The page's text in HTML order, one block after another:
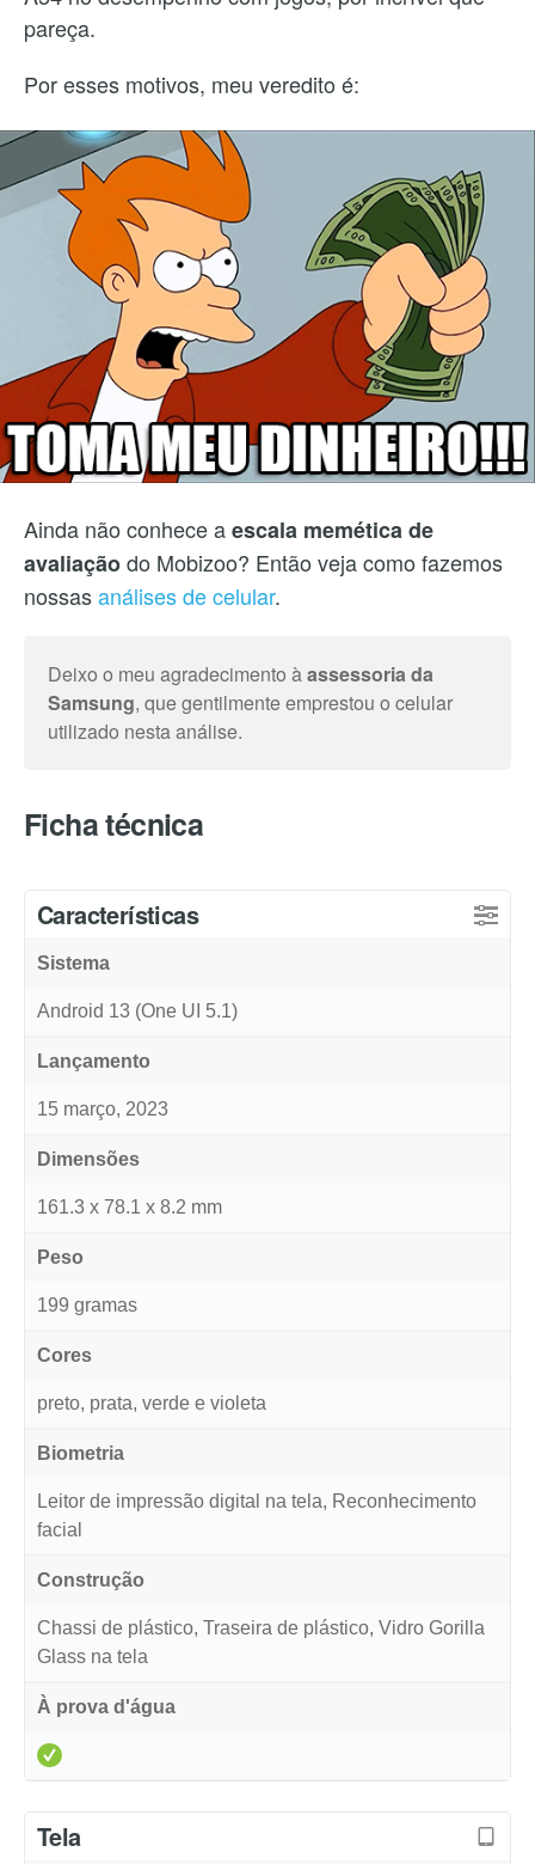
pareça.
Por esses motivos, meu veredito é:
Ainda não conhece aescala memética de
avaliaçãodo Mobizoo? Então veja como fazemos
nossasanálises de celular.
Deixo o meu agradecimento àassessoria da
Samsung, que gentilmente emprestou o celular
utilizado nesta análise.
Ficha técnica
Características
Sistema
Android 13 (One UI 5.1)
Lançamento
15 março, 2023
Dimensões
161.3 x 78.1 x 8.2 mm
Peso
199 gramas
Cores
preto, prata, verde e violeta
Biometria
Leitor de impressão digital na tela, Reconhecimento
facial
Construção
Chassi de plástico, Traseira de plástico, Vidro Gorilla
Glass na tela
À prova d'água
Tela